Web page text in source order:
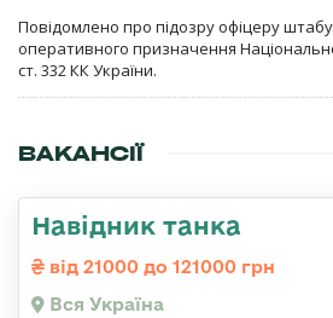
Повідомлено про підозру офіцеру
оперативного призначення
ст. 332 КК України.
ВАКАНСІЇ
Навідник танка
від 21000 до 121000 грн
Вся Україна